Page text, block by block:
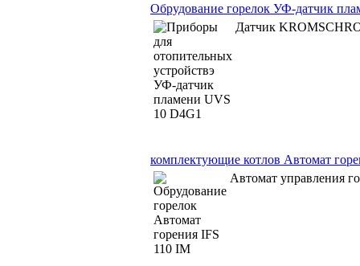
Обрудование горелок УФ-датчик
Датчик
комплектующие котлов Автомат
Автомат управления